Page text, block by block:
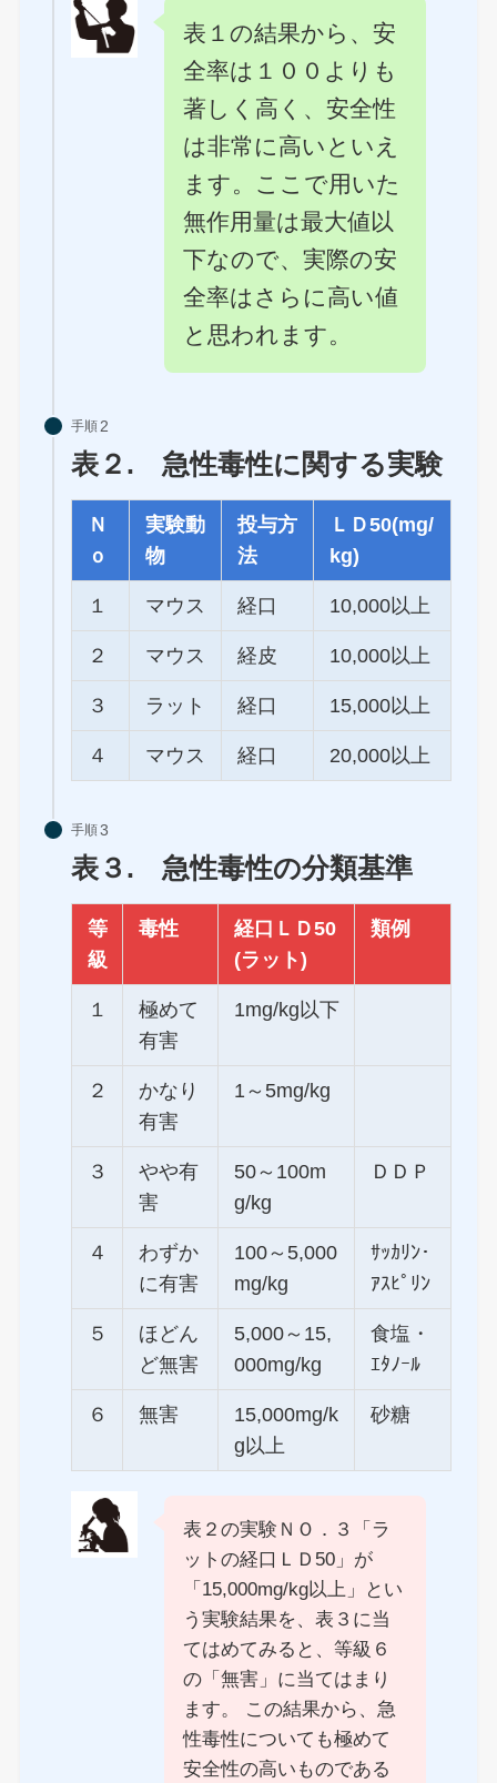
表１の結果から、安
全率は１００よりも
著しく高く、安全性
は非常に高いといえ
ます。ここで用いた
無作用量は最大値以
下なので、実際の安
全率はさらに高い値
と思われます。
手順
表２. 急性毒性に関する実験
Ｎ
ｏ
実験動
物
投与方
法
ＬＤ50(mg/
kg)
１ マウス 経口 10,000以上
２ マウス 経皮 10,000以上
３ ラット 経口 15,000以上
４ マウス 経口 20,000以上
手順
表３. 急性毒性の分類基準
等
級
毒性
経口ＬＤ50
(ラット)
類例
１
極めて
有害
1mg/kg以下
２
かなり
有害
1～5mg/kg
３
やや有
害
50～100m
g/kg
ＤＤＰ
４
わずか
に有害
100～5,000
mg/kg
ｻｯｶﾘﾝ･
ｱｽﾋﾟﾘﾝ
５
ほどん
ど無害
5,000～15,
000mg/kg
食塩・
ｴﾀﾉｰﾙ
６ 無害
15,000mg/k
g以上
砂糖
表２の実験ＮＯ．３「ラ
ットの経口ＬＤ50」が
「15,000mg/kg以上」とい
う実験結果を、表３に当
てはめてみると、等級６
の「無害」に当てはまり
ます。 この結果から、急
性毒性についても極めて
安全性の高いものである